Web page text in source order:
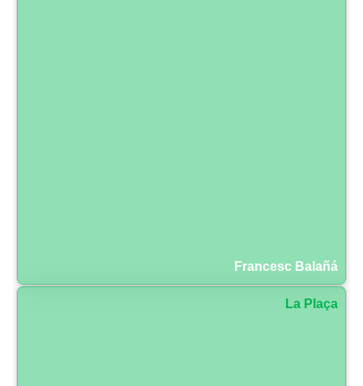
Francesc Balañá
La Plaça